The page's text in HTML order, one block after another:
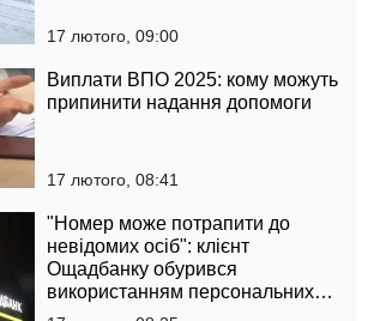
17 лютого, 09:00
Виплати ВПО 2025: кому можуть
припинити надання допомоги
17 лютого, 08:41
"Номер може потрапити до
невідомих осіб": клієнт
Ощадбанку обурився
використанням персональних
даних